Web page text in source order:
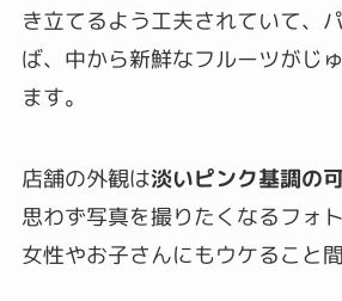
き立てるよう工夫されていて、
ば、中から新鮮なフルーツがじ
ます。
店舗の外観は淡いピンク基調の
思わず写真を撮りたくなるフォ
女性やお子さんにもウケること